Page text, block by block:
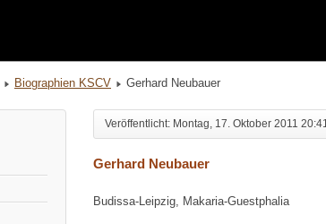
Biographien KSCV Gerhard Neubauer
Veröffentlicht: Montag, 17. Oktober 2011 20:41
Gerhard Neubauer
Budissa-Leipzig, Makaria-Guestphalia